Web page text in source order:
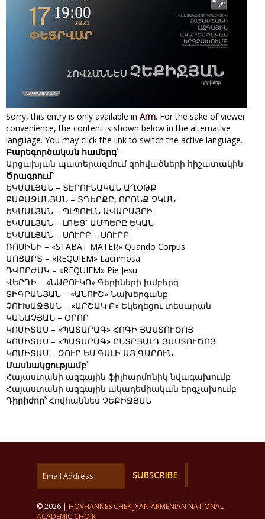
Sorry, this entry is only available in Arm. For the sake of viewer
convenience, the content is shown below in the alternative
language. You may click the link to switch the active language.
Բարեգործական համերգ՝
Արցախյան պատերազմում զոհվածների հիշատակին
Ծրագրում՝
ԵԿՄԱԼՅԱՆ – ՏԷՐՈՒՆԱԿԱՆ ԱՂОԹՔ
ԲԱԲԱՋԱՆՅԱՆ – ՏՂԵՐՔԸ, ՈՐՈՆՔ ՉԿԱՆ
ԵԿՄԱԼՅԱՆ – ՊԼՊՈՒԼՆ ԱՎԱՐԱՅՐԻ
ԵԿՄԱԼՅԱՆ – ԼՌԵՑ` ԱՄՊԵՐԸ ԵԿԱՆ
ԵԿՄԱԼՅԱՆ – ՍՈՒՐԲ – ՍՈՒՐԲ
ՌՈՍԻՆԻ – «STABAT MATER» Quando Corpus
ՄՈՑԱՐՏ – «REQUIEM» Lacrimosa
ԴՎՈՐԺԱԿ – «REQUIEM» Pie Jesu
ՎԵՐԴԻ – «ՆԱԲՈՒԿՈ» Գերիների խմբերգ
ՏԻԳՐԱՆՅԱՆ – «ԱՆՈՒՇ» Նախերգանք
ՉՈՒԽԱՋՅԱՆ – «ԱՐՇԱԿ Բ» Եկեղեցու տեսարան
ԿԱՆԱՉՅԱՆ – ՕՐՈՐ
ԿՈՄԻՏԱՍ – «ՊԱՏԱՐԱԳ» ՀՈԳԻ ՅԱՍՏՈՒԾՈՅ
ԿՈՄԻՏԱՍ – «ՊԱՏԱՐԱԳ» ԸՆՏՐՅԱԼԴ ՅԱՍՏՈՒԾՈՅ
ԿՈՄԻՏԱՍ – ԶՈՒՐ ԵՍ ԳԱԼԻ ԱՅ ԳԱՐՈՒՆ
Մասնակցությամբ՝
Հայաստանի ազգային ֆիլհարմոնիկ նվագախումբ
Հայաստանի ազգային ակադեմիական երգչախումբ
Դիրիժոր՝Հովհաննես ՉԵՔԻՋՅԱՆ
© 2026 | HOVHANNES CHEKIJYAN ARMENIAN NATIONAL
ACADEMIC CHOIR